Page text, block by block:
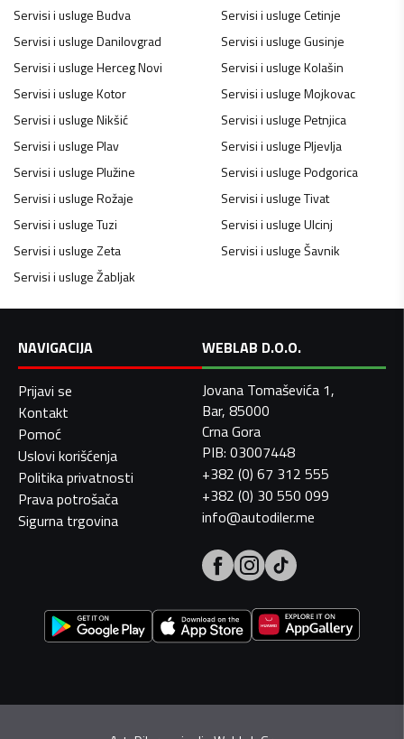
Servisi i uslugeBudva Servisi i uslugeCetinje
Servisi i uslugeDanilovgrad Servisi i uslugeGusinje
Servisi i uslugeHerceg Novi Servisi i uslugeKolašin
Servisi i uslugeKotor Servisi i uslugeMojkovac
Servisi i uslugeNikšić Servisi i uslugePetnjica
Servisi i uslugePlav Servisi i uslugePljevlja
Servisi i uslugePlužine Servisi i uslugePodgorica
Servisi i uslugeRožaje Servisi i uslugeTivat
Servisi i uslugeTuzi Servisi i uslugeUlcinj
Servisi i uslugeZeta Servisi i uslugeŠavnik
Servisi i uslugeŽabljak
NAVIGACIJA
Prijavi se
Kontakt
Pomoć
Uslovi korišćenja
Politika privatnosti
Prava potrošača
Sigurna trgovina
WEBLAB D.O.O.
Jovana Tomaševića 1,
Bar, 85000
Crna Gora
PIB: 03007448
+382 (0) 67 312 555
+382 (0) 30 550 099
info@autodiler.me